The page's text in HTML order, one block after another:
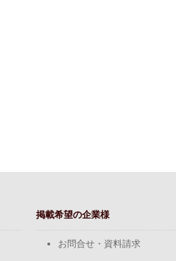
掲載希望の企業様
お問合せ・資料請求